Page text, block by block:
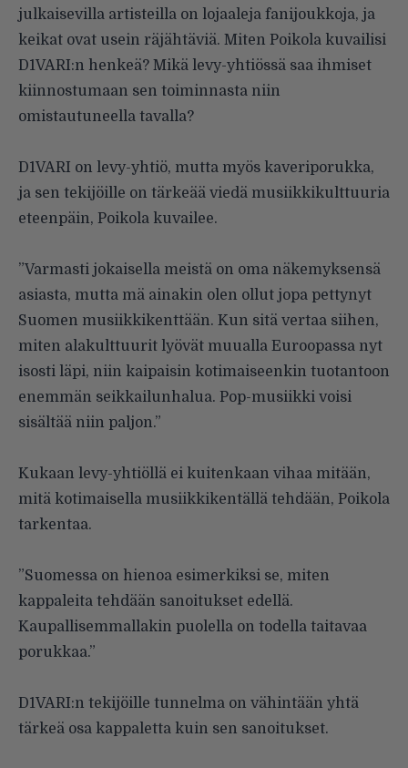
julkaisevilla artisteilla on lojaaleja fanijoukkoja, ja
keikat ovat usein räjähtäviä. Miten Poikola kuvailisi
D1VARI:n henkeä? Mikä levy-yhtiössä saa ihmiset
kiinnostumaan sen toiminnasta niin
omistautuneella tavalla?
D1VARI on levy-yhtiö, mutta myös kaveriporukka,
ja sen tekijöille on tärkeää viedä musiikkikulttuuria
eteenpäin, Poikola kuvailee.
”Varmasti jokaisella meistä on oma näkemyksensä
asiasta, mutta mä ainakin olen ollut jopa pettynyt
Suomen musiikkikenttään. Kun sitä vertaa siihen,
miten alakulttuurit lyövät muualla Euroopassa nyt
isosti läpi, niin kaipaisin kotimaiseenkin tuotantoon
enemmän seikkailunhalua. Pop-musiikki voisi
sisältää niin paljon.”
Kukaan levy-yhtiöllä ei kuitenkaan vihaa mitään,
mitä kotimaisella musiikkikentällä tehdään, Poikola
tarkentaa.
”Suomessa on hienoa esimerkiksi se, miten
kappaleita tehdään sanoitukset edellä.
Kaupallisemmallakin puolella on todella taitavaa
porukkaa.”
D1VARI:n tekijöille tunnelma on vähintään yhtä
tärkeä osa kappaletta kuin sen sanoitukset.